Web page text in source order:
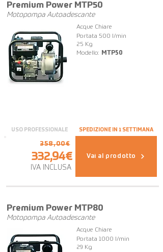
Premium Power MTP50
Motopompa Autoadescante
USO PROFESSIONALE
Acque Chiare
Portata 500 l/min
25 Kg
Modello:
MTP50
SPEDIZIONE IN 1 SETTIMANA
332,94€
358,00€
IVA INCLUSA
Vai al prodotto
Premium Power MTP80
Motopompa Autoadescante
Acque Chiare
Portata 1000 l/min
29 Kg